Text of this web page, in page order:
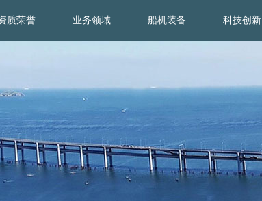
质荣誉 业务领域 船机装备 科技创新